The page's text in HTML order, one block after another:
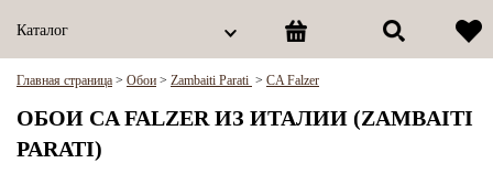
Каталог
Главная страница > Обои > Zambaiti Parati > CA Falzer
ОБОИ CA FALZER ИЗ ИТАЛИИ (ZAMBAITI
PARATI)